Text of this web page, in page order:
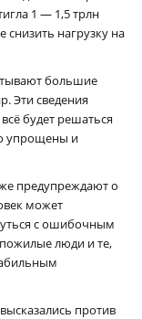
1 — 1,5 трлн
снизить нагрузку на
большие
Эти сведения
будет решаться
упрощены и
предупреждают о
может
с ошибочным
люди и те,
против